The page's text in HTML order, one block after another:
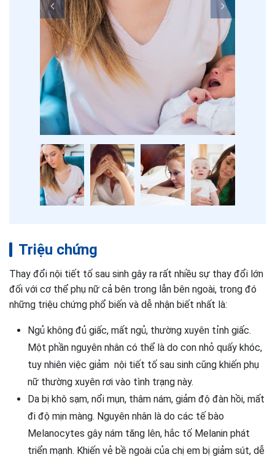
Triệu chứng
Thay đổi nội tiết tố sau sinh gây ra rất nhiều sự thay đổi lớn
đối với cơ thể phụ nữ cả bên trong lẫn bên ngoài, trong đó
những triệu chứng phổ biến và dễ nhận biết nhất là:
Ngủ không đủ giấc, mất ngủ, thường xuyên tỉnh giấc.
Một phần nguyên nhân có thể là do con nhỏ quấy khóc,
tuy nhiên việc giảm nội tiết tố sau sinh cũng khiến phụ
nữ thường xuyên rơi vào tình trạng này.
Da bị khô sạm, nổi mụn, thâm nám, giảm độ đàn hồi, mất
đi độ mịn màng. Nguyên nhân là do các tế bào
Melanocytes gây nám tăng lên, hắc tố Melanin phát
triển mạnh. Khiến vẻ bề ngoài của chị em bị giảm sút, dễ